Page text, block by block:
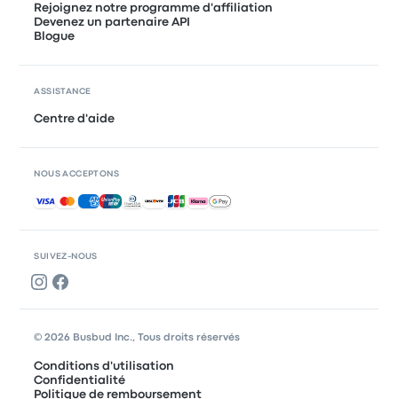
SUIVEZ-NOUS
Rejoignez notre programme d'affiliation
Devenez un partenaire API
Blogue
ASSISTANCE
Centre d'aide
NOUS ACCEPTONS
Paiements acceptés
© 2026 Busbud Inc., Tous droits réservés
Conditions d'utilisation
Confidentialité
Politique de remboursement